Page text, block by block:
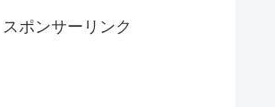
スポンサーリンク